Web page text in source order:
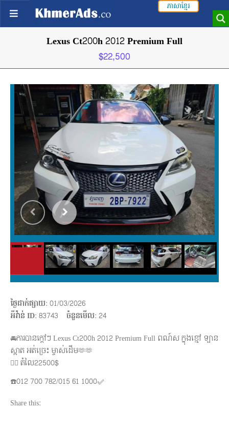
ភាសាខ្មែរ
Lexus Ct200h 2012 Premium Full
$22,500
ថ្ងៃដាក់ផ្សាយ: 01/03/2026
អីវ៉ាន់ ID: 83743 ចំនួនមើល: 24
🚘ការបានក្តៅៗ Lexus Ct200h 2012 Premium Full ពណ៍ស ក្នុងខ្មៅ ឡាន
ស្អាត អត់ច្រេះ ម្ចាស់ដើម🫶🫶
👍🏻 តំលៃ22500$
☎️012 700 782/015 61 1000✅
Share this: